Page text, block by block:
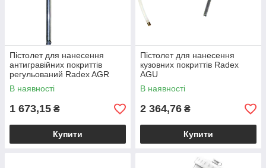
Пістолет для нанесення
антигравійних покриттів
регульований Radex AGR
В наявності
1 673,15 ₴
Купити
Пістолет для нанесення
кузовних покриттів Radex
AGU
В наявності
2 364,76 ₴
Купити